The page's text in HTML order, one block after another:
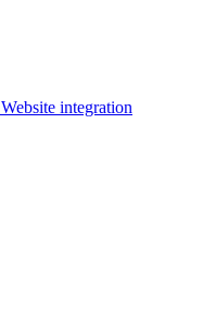
Website integration